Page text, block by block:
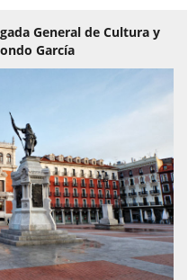
General de Cultura y
García